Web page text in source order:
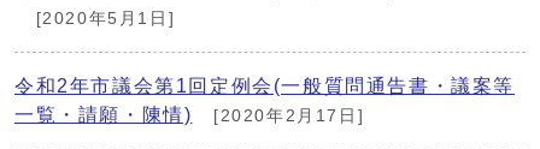
[2020年5月1日]
令和2年市議会第1回定例会(一般質問通告書・議案等
一覧・請願・陳情)
[2020年2月17日]